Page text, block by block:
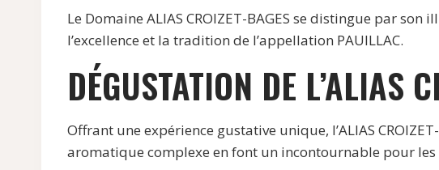
Le Domaine ALIAS CROIZET-BAGES se distingue par
l’excellence et la tradition de l’appellation PAUILLAC.
DÉGUSTATION DE L’ALIAS
Offrant une expérience gustative unique, l’ALIAS
aromatique complexe en font un incontournable pour